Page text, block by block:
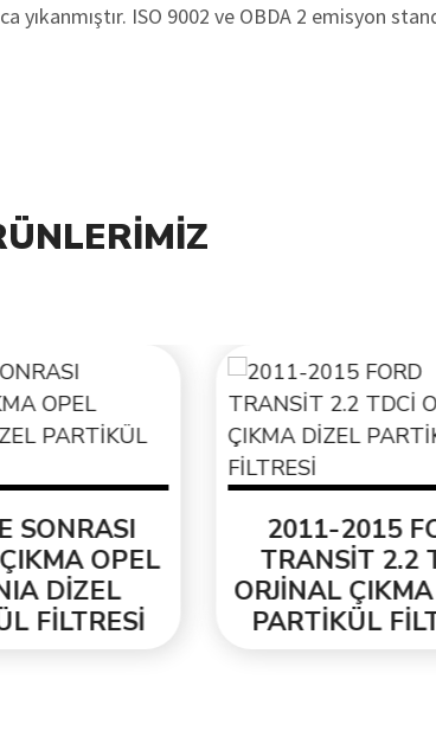
yıkanmıştır. ISO 9002 ve OBDA 2 emisyon
OPEL
DİZEL
2011-2015
TRANSİT 2.2
ORJİNAL ÇIKMA
PARTİKÜL